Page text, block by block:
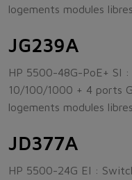
logements modules
JG239A
HP 5500-48G-PoE+ SI
10/100/1000 + 4 ports
logements modules
JD377A
HP 5500-24G EI :